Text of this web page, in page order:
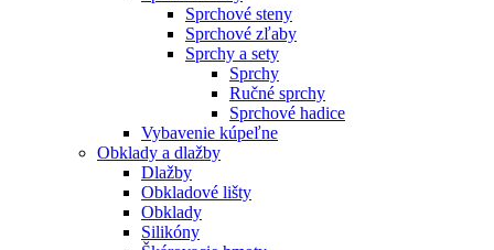
Sprchové steny
Sprchové zľaby
Sprchy a sety
Sprchy
Ručné sprchy
Sprchové hadice
Vybavenie kúpeľne
Obklady a dlažby
Dlažby
Obkladové lišty
Obklady
Silikóny